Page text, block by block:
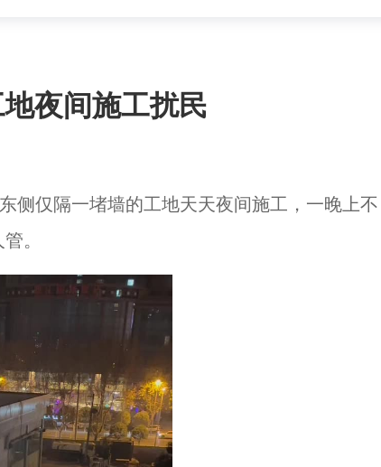
夜间施工扰民
侧仅隔一堵墙的工地天天夜间施工，一晚上不
。